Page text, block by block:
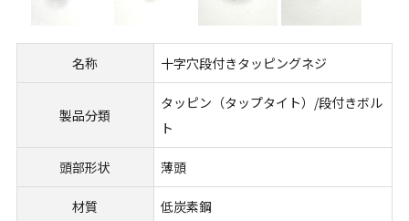
名称 十字穴段付きタッピングネジ
製品分類
タッピン（タップタイト）/段付きボル
ト
頭部形状 薄頭
材質 低炭素鋼